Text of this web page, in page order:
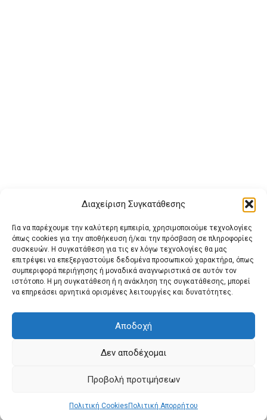
Διαχείριση Συγκατάθεσης
Για να παρέχουμε την καλύτερη εμπειρία, χρησιμοποιούμε τεχνολογίες
όπως cookies για την αποθήκευση ή/και την πρόσβαση σε πληροφορίες
συσκευών. Η συγκατάθεση για τις εν λόγω τεχνολογίες θα μας
επιτρέψει να επεξεργαστούμε δεδομένα προσωπικού χαρακτήρα, όπως
συμπεριφορά περιήγησης ή μοναδικά αναγνωριστικά σε αυτόν τον
ιστότοπο. Η μη συγκατάθεση ή η ανάκληση της συγκατάθεσης, μπορεί
να επηρεάσει αρνητικά ορισμένες λειτουργίες και δυνατότητες.
Αποδοχή
Δεν αποδέχομαι
Προβολή προτιμήσεων
Πολιτική Cookies Πολιτική Απορρήτου
Buy Adspace ΑΡΧΙΚΗ ΕΠΙΚΟΙΝΩΝΙΑ
ΟΡΟΙ ΧΡΗΣΗΣ